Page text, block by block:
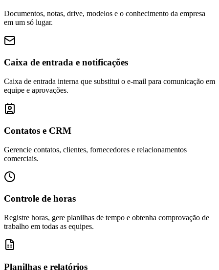
Documentos, notas, drive, modelos e o conhecimento da empresa
em um só lugar.
Caixa de entrada e notificações
Caixa de entrada interna que substitui o e-mail para comunicação em
equipe e aprovações.
Contatos e CRM
Gerencie contatos, clientes, fornecedores e relacionamentos
comerciais.
Controle de horas
Registre horas, gere planilhas de tempo e obtenha comprovação de
trabalho em todas as equipes.
Planilhas e relatórios